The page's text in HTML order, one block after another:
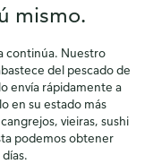
mismo.
continúa. Nuestro
del pescado de
envía rápidamente a
en su estado más
vieiras, sushi
podemos obtener